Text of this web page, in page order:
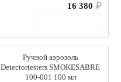
16 380 ₽
Ручной аэрозоль
Detectortesters SMOKESABRE
100-001 100 мл